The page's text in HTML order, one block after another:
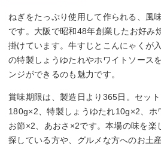
ねぎをたっぷり使用して作られる、風
です。大阪で昭和48年創業したお好み
掛けています。牛すじとこんにゃくが
の特製しょうゆたれやホワイトソース
ンジができるのも魅力です。
賞味期限は、製造日より365日。セッ
180g×2、特製しょうゆたれ10g×2、ホ
お節×2、あおさ×2です。本場の味を楽
探している方や、グルメな方へのお土